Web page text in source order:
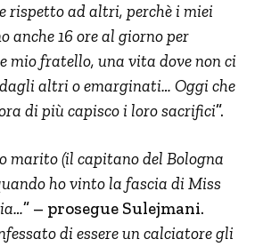
rispetto ad altri, perchè i miei
anche 16 ore al giorno per
mio fratello, una vita dove non ci
altri o emarginati… Oggi che
di più capisco i loro sacrifici”.
marito (il capitano del Bologna
ho vinto la fascia di Miss
” – prosegue Sulejmani.
di essere un calciatore gli